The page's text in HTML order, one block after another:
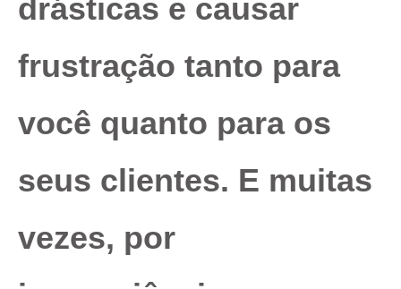
drásticas e causar
frustração tanto para
você quanto para os
seus clientes. E muitas
vezes, por